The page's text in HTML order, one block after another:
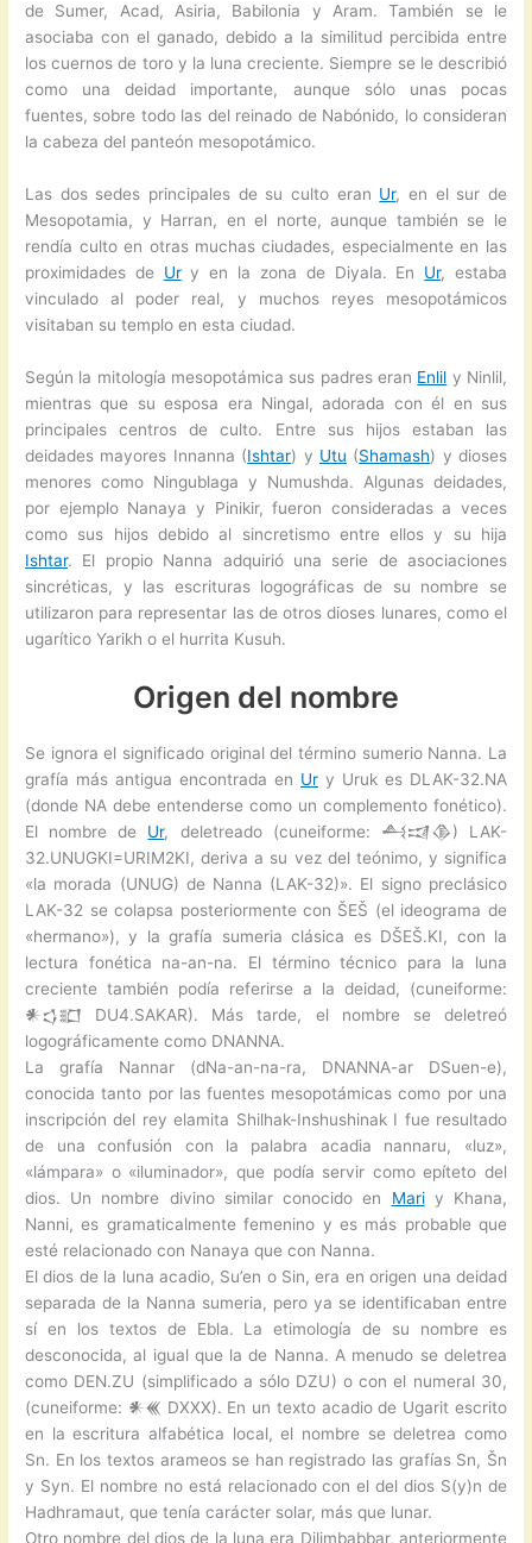
de Sumer, Acad, Asiria, Babilonia y Aram. También se le
asociaba con el ganado, debido a la similitud percibida entre
los cuernos de toro y la luna creciente. Siempre se le describió
como una deidad importante, aunque sólo unas pocas
fuentes, sobre todo las del reinado de Nabónido, lo consideran
la cabeza del panteón mesopotámico.
Las dos sedes principales de su culto eran Ur, en el sur de
Mesopotamia, y Harran, en el norte, aunque también se le
rendía culto en otras muchas ciudades, especialmente en las
proximidades de Ury en la zona de Diyala. En Ur, estaba
vinculado al poder real, y muchos reyes mesopotámicos
visitaban su templo en esta ciudad.
Según la mitología mesopotámica sus padres eran Enlil y Ninlil,
mientras que su esposa era Ningal, adorada con él en sus
principales centros de culto. Entre sus hijos estaban las
deidades mayores Innanna (Ishtar) y Utu (Shamash) y dioses
menores como Ningublaga y Numushda. Algunas deidades,
por ejemplo Nanaya y Pinikir, fueron consideradas a veces
como sus hijos debido al sincretismo entre ellos y su hija
Ishtar. El propio Nanna adquirió una serie de asociaciones
sincréticas, y las escrituras logográficas de su nombre se
utilizaron para representar las de otros dioses lunares, como el
ugarítico Yarikh o el hurrita Kusuh.
Origen del nombre
Se ignora el significado original del término sumerio Nanna. La
grafía más antigua encontrada en Ur y Uruk es DLAK-32.NA
(donde NA debe entenderse como un complemento fonético).
El nombre de Ur, deletreado (cuneiforme: 𒋀𒀕𒆠) LAK-
32.UNUGKI=URIM2KI, deriva a su vez del teónimo, y significa
«la morada (UNUG) de Nanna (LAK-32)». El signo preclásico
LAK-32 se colapsa posteriormente con ŠEŠ (el ideograma de
«hermano»), y la grafía sumeria clásica es DŠEŠ.KI, con la
lectura fonética na-an-na. El término técnico para la luna
creciente también podía referirse a la deidad, (cuneiforme:
𒀭𒌓𒊬 DU4.SAKAR). Más tarde, el nombre se deletreó
logográficamente como DNANNA.
La grafía Nannar (dNa-an-na-ra, DNANNA-ar DSuen-e),
conocida tanto por las fuentes mesopotámicas como por una
inscripción del rey elamita Shilhak-Inshushinak I fue resultado
de una confusión con la palabra acadia nannaru, «luz»,
«lámpara» o «iluminador», que podía servir como epíteto del
dios. Un nombre divino similar conocido en Mariy Khana,
Nanni, es gramaticalmente femenino y es más probable que
esté relacionado con Nanaya que con Nanna.
El dios de la luna acadio, Su’en o Sin, era en origen una deidad
separada de la Nanna sumeria, pero ya se identificaban entre
sí en los textos de Ebla. La etimología de su nombre es
desconocida, al igual que la de Nanna. A menudo se deletrea
como DEN.ZU (simplificado a sólo DZU) o con el numeral 30,
(cuneiforme: 𒀭𒌍 DXXX). En un texto acadio de Ugarit escrito
en la escritura alfabética local, el nombre se deletrea como
Sn. En los textos arameos se han registrado las grafías Sn, Šn
y Syn. El nombre no está relacionado con el del dios S(y)n de
Hadhramaut, que tenía carácter solar, más que lunar.
Otro nombre del dios de la luna era Dilimbabbar, anteriormente